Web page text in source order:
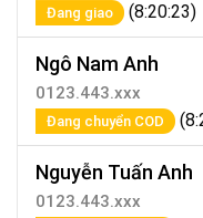
Đang giao (8:20:23)
Ngô Nam Anh
0123.443.xxx
Đang chuyển COD
Nguyễn Tuấn Anh
0123.443.xxx